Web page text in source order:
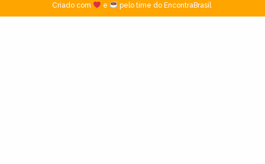
Criado com
e pelo time do EncontraBrasil